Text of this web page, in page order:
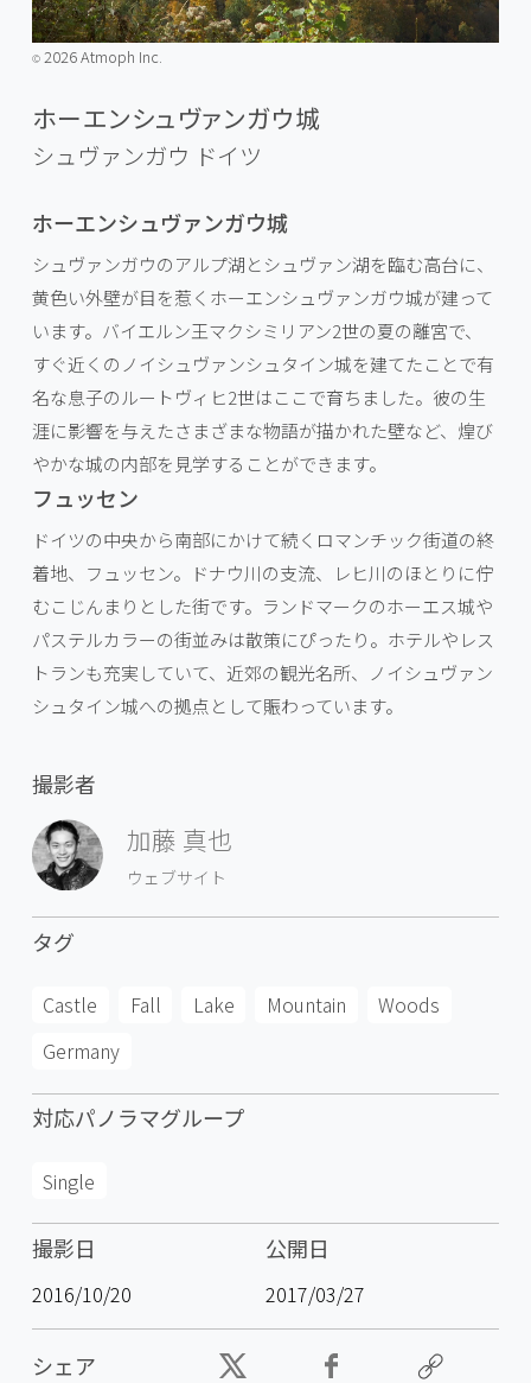
©️2026 Atmoph Inc.
ホーエンシュヴァンガウ城
シュヴァンガウ ドイツ
ホーエンシュヴァンガウ城
シュヴァンガウのアルプ湖とシュヴァン湖を臨む高台に、
黄色い外壁が目を惹くホーエンシュヴァンガウ城が建って
います。バイエルン王マクシミリアン2世の夏の離宮で、
すぐ近くのノイシュヴァンシュタイン城を建てたことで有
名な息子のルートヴィヒ2世はここで育ちました。彼の生
涯に影響を与えたさまざまな物語が描かれた壁など、煌び
やかな城の内部を見学することができます。
フュッセン
ドイツの中央から南部にかけて続くロマンチック街道の終
着地、フュッセン。ドナウ川の支流、レヒ川のほとりに佇
むこじんまりとした街です。ランドマークのホーエス城や
パステルカラーの街並みは散策にぴったり。ホテルやレス
トランも充実していて、近郊の観光名所、ノイシュヴァン
シュタイン城への拠点として賑わっています。
撮影者
加藤 真也
ウェブサイト
タグ
Castle Fall Lake Mountain
Woods
Germany
対応パノラマグループ
Single
撮影日
2016/10/20
公開日
2017/03/27
シェア